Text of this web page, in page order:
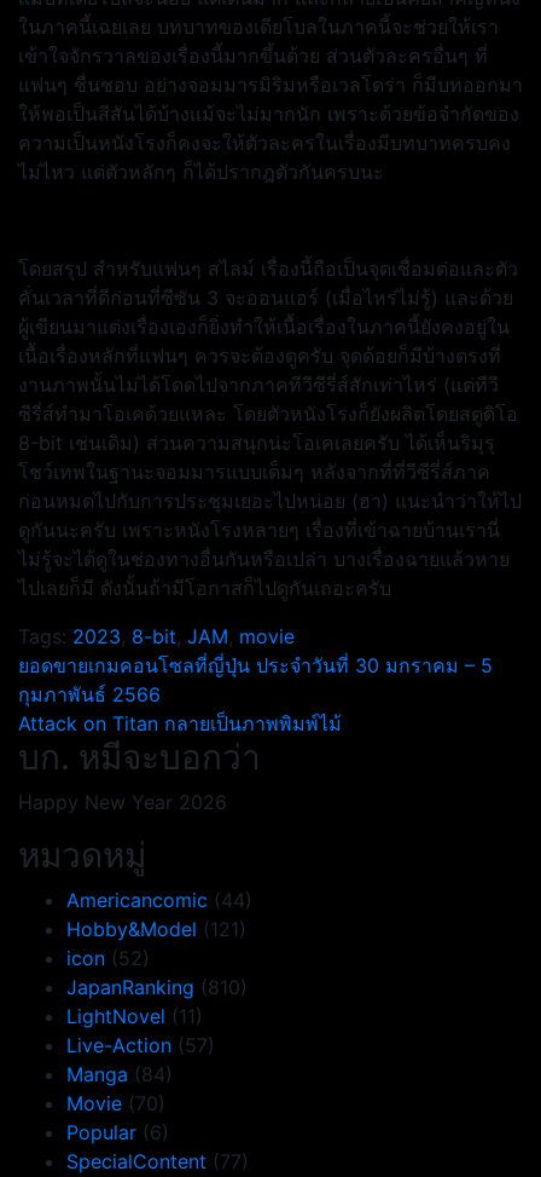
ในภาคนี้เฉยเลย บทบาทของเดียโบลในภาคนี้จะช่วยให้เรา
เข้าใจจักรวาลของเรื่องนี้มากขึ้นด้วย ส่วนตัวละครอื่นๆ ที่
แฟนๆ ชื่นชอบ อย่างจอมมารมิริมหรือเวลโดร่า ก็มีบทออกมา
ให้พอเป็นสีสันได้บ้างแม้จะไม่มากนัก เพราะด้วยข้อจำกัดของ
ความเป็นหนังโรงก็คงจะให้ตัวละครในเรื่องมีบทบาทครบคง
ไม่ไหว แต่ตัวหลักๆ ก็ได้ปรากฎตัวกันครบนะ
โดยสรุป สำหรับแฟนๆ สไลม์ เรื่องนี้ถือเป็นจุดเชื่อมต่อและตัว
คั่นเวลาที่ดีก่อนที่ซีซัน 3 จะออนแอร์ (เมื่อไหร่ไม่รู้) และด้วย
ผู้เขียนมาแต่งเรื่องเองก็ยิ่งทำให้เนื้อเรื่องในภาคนี้ยังคงอยู่ใน
เนื้อเรื่องหลักที่แฟนๆ ควรจะต้องดูครับ จุดด้อยก็มีบ้างตรงที่
งานภาพนั้นไม่ได้โดดไปจากภาคทีวีซีรี่ส์สักเท่าไหร่ (แต่ทีวี
ซีรี่ส์ทำมาโอเคด้วยแหละ โดยตัวหนังโรงก็ยังผลิตโดยสตูดิโอ
8-bit เช่นเดิม) ส่วนความสนุกน่ะโอเคเลยครับ ได้เห็นริมุรุ
โชว์เทพในฐานะจอมมารแบบเต็มๆ หลังจากที่ที่วีซีรี่ส์ภาค
ก่อนหมดไปกับการประชุมเยอะไปหน่อย (ฮา) แนะนำว่าให้ไป
ดูกันนะครับ เพราะหนังโรงหลายๆ เรื่องที่เข้าฉายบ้านเรานี่
ไม่รู้จะได้ดูในช่องทางอื่นกันหรือเปล่า บางเรื่องฉายแล้วหาย
ไปเลยก็มี ดังนั้นถ้ามีโอกาสก็ไปดูกันเถอะครับ
Tags: 2023, 8-bit, JAM, movie
แนะแนว
เรื่อง
ยอดขายเกมคอนโซลที่ญี่ปุ่น ประจำวันที่ 30 มกราคม – 5
กุมภาพันธ์ 2566
Attack on Titan กลายเป็นภาพพิมพ์ไม้
บก. หมีจะบอกว่า
Happy New Year 2026
หมวดหมู่
Americancomic (44)
Hobby&Model (121)
icon (52)
JapanRanking (810)
LightNovel (11)
Live-Action (57)
Manga (84)
Movie (70)
Popular (6)
SpecialContent (77)